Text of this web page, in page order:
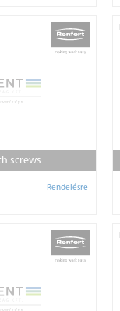
screws
Rendelésre